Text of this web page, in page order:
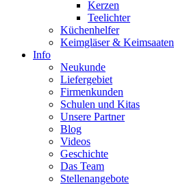
Kerzen
Teelichter
Küchenhelfer
Keimgläser & Keimsaaten
Info
Neukunde
Liefergebiet
Firmenkunden
Schulen und Kitas
Unsere Partner
Blog
Videos
Geschichte
Das Team
Stellenangebote